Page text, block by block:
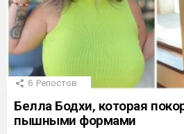
6 Репостов
Белла Бодхи, которая
пышными формами